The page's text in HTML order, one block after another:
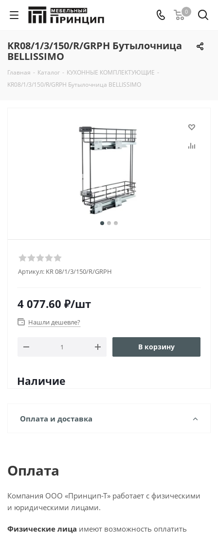
0
KR08/1/3/150/R/GRPH Бутылочница
BELLISSIMO
Главная - Каталог - КУХОННЫЕ КОМПЛЕКТУЮЩИЕ -
KR08/1/3/150/R/GRPH Бутылочница BELLISSIMO
Артикул: KR 08/1/3/150/R/GRPH
4 077.60 ₽/шт
Нашли дешевле?
В корзину
Наличие
Оплата и доставка
Оплата
Компания ООО «Принцип-Т» работает с физическими
и юридическими лицами.
Физические лица имеют возможность оплатить